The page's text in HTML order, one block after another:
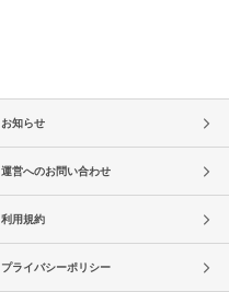
お知らせ
運営へのお問い合わせ
利用規約
プライバシーポリシー